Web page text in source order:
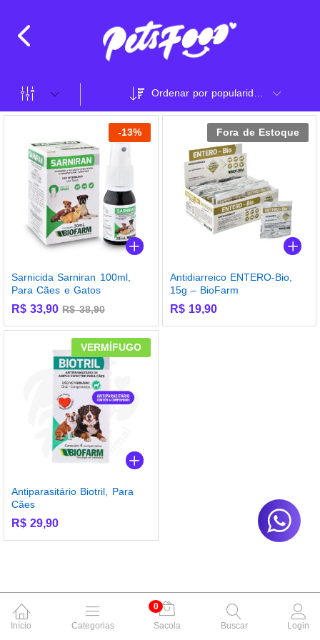
-13%
Sarnicida Sarniran 100ml,
Para Cães e Gatos
R$ 33,90 R$38,90
Fora de Estoque
Antidiarreico ENTERO-Bio,
15g – BioFarm
R$19,90
VERMÍFUGO
Antiparasitário Biotril, Para
Cães
R$ 29,90
Início Categorias
0
Sacola
Buscar Login